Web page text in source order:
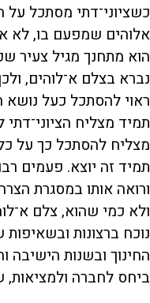
כשציוני־דתי מסתכל
אלוהים שמפעם בו, לא
הוא מתחנך מגיל צעיר
נברא בצלם א־לוהים,
ראוי להסתכל כעל
תמיד מצליח
מצליח להסתכל כך על
תמיד זה יוצא. פעמים
ורואה אותו במסגרת
ולא כמי שהוא, צלם
נוכח ברצונות
החינוך ובשנות הישיבה
ביחס לחברה ולמציאות,